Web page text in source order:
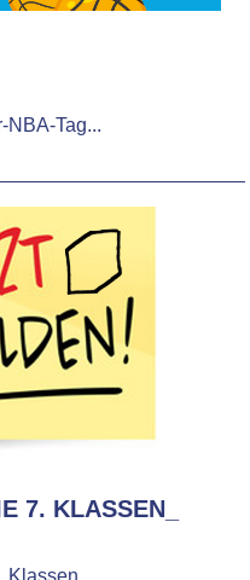
NBA-Tag...
7. KLASSEN_
Klassen